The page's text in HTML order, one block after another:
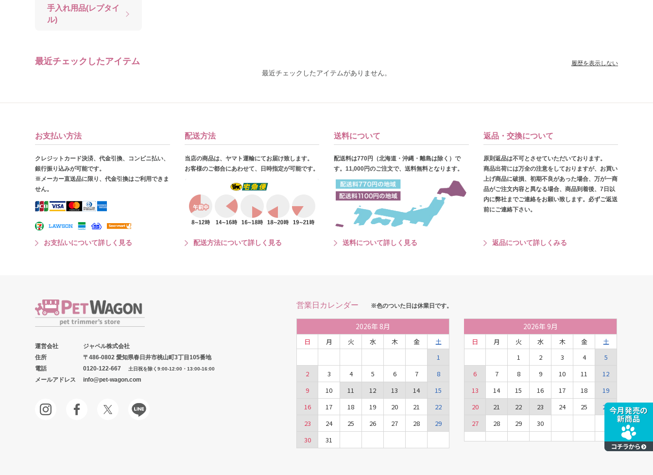
手入れ用品(レプタイ
ル)
最近チェックしたアイテム
最近チェックしたアイテムがありません。
履歴を表示しない
お支払い方法
クレジットカード決済、代金引換、コンビニ払い、
銀行振り込みが可能です。
※メーカー直送品に限り、代金引換はご利用できま
せん。
お支払いについて詳しく見る
配送方法
当店の商品は、ヤマト運輸にてお届け致します。
お客様のご都合にあわせて、日時指定が可能です。
配送方法について詳しく見る
送料について
配送料は770円（北海道・沖縄・離島は除く）で
す。11,000円のご注文で、送料無料となります。
送料について詳しく見る
返品・交換について
原則返品は不可とさせていただいております。
商品出荷には万全の注意をしておりますが、お買い
上げ商品に破損、初期不良があった場合、万が一商
品がご注文内容と異なる場合、商品到着後、7日以
内に弊社までご連絡をお願い致します。必ずご返送
前にご連絡下さい。
返品について詳しくみる
運営会社
ジャペル株式会社
住所
〒486-0802 愛知県春日井市桃山町3丁目105番地
電話
0120-122-667 土日祝を除く9:00-12:00・13:00-16:00
メールアドレス info@pet-wagon.com
営業日カレンダー ※色のついた日は休業日です。
2026年 8月
日 月 火 水 木 金
土
1
2
3 4 5 6 7
8
9
10 11 12 13 14
15
16
17 18 19 20 21
22
23
24 25 26 27 28
29
30
31
2026年 9月
日 月 火 水 木 金
土
1
2 3 4
5
6
7 8 9 10 11
12
13
14 15 16 17 18
19
20
21 22 23 24 25
26
27
28 29 30